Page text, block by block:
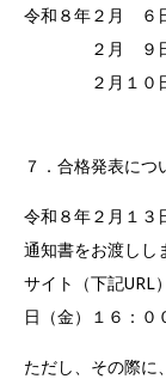
令和８年２月 ６
２月 ９日（
２月１０日
７．合格発表につ
令和８年２月１３
通知書をお渡しし
サイト（下記URL
日（金）１６：０
ただし、その際に